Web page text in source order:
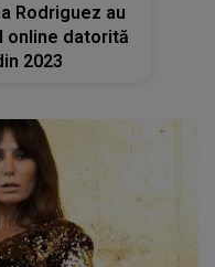
Rodriguez au
online datorită
2023